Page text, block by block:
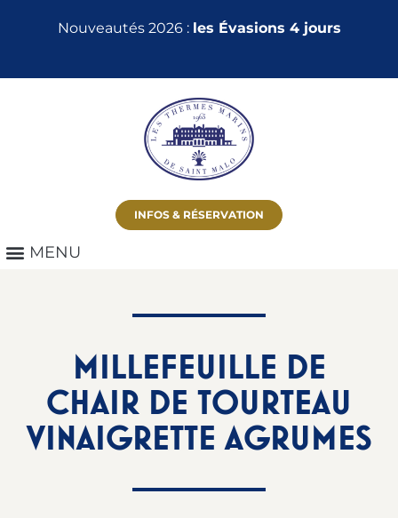
Nouveautés 2026 : les Évasions 4 jours
INFOS & RÉSERVATION
MILLEFEUILLE DE
CHAIR DE TOURTEAU
VINAIGRETTE AGRUMES